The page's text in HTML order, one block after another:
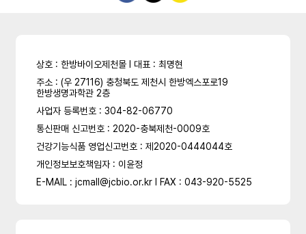
상호 : 한방바이오제천몰 l 대표 : 최명현
주소 : (우 27116) 충청북도 제천시 한방엑스포로19
한방생명과학관 2층
사업자 등록번호 : 304-82-06770
통신판매 신고번호 : 2020-충북제천-0009호
건강기능식품 영업신고번호 : 제2020-0444044호
개인정보보호책임자 : 이윤정
E-MAIL : jcmall@jcbio.or.kr l FAX : 043-920-5525